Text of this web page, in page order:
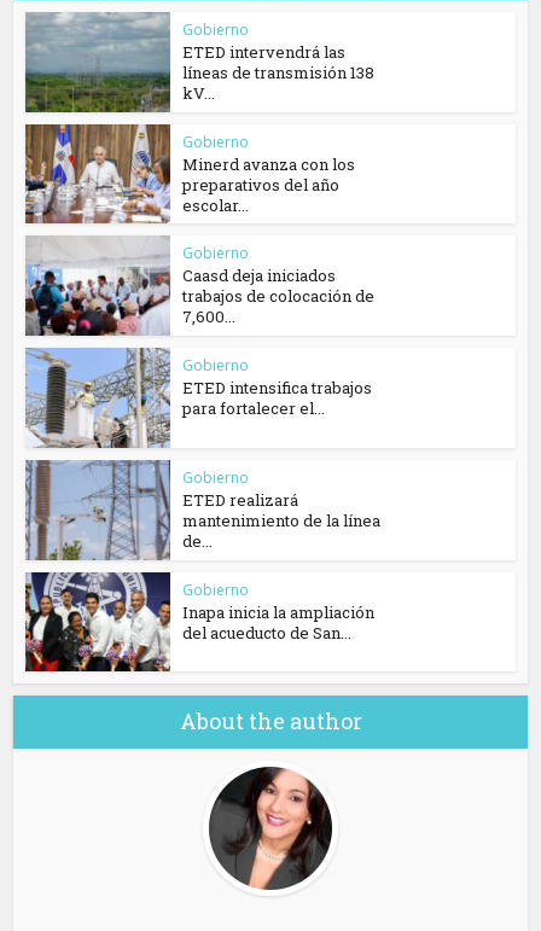
Gobierno
ETED intervendrá las
líneas de transmisión 138
kV...
Gobierno
Minerd avanza con los
preparativos del año
escolar...
Gobierno
Caasd deja iniciados
trabajos de colocación de
7,600...
Gobierno
ETED intensifica trabajos
para fortalecer el...
Gobierno
ETED realizará
mantenimiento de la línea
de...
Gobierno
Inapa inicia la ampliación
del acueducto de San...
About the author